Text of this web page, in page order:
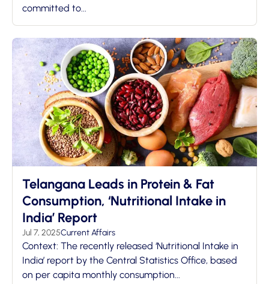
committed to...
Telangana Leads in Protein & Fat
Consumption, ‘Nutritional Intake in
India’ Report
Jul 7, 2025Current Affairs
Context: The recently released ‘Nutritional Intake in
India’ report by the Central Statistics Office, based
on per capita monthly consumption...